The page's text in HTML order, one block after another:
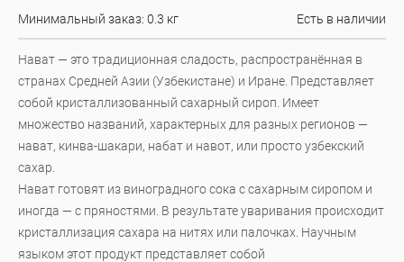
Минимальный заказ: 0.3 кг
Есть в наличии
Нават — это традиционная сладость, распространённая в
странах Средней Азии (Узбекистане) и Иране. Представляет
собой кристаллизованный сахарный сироп. Имеет
множество названий, характерных для разных регионов —
нават, кинва-шакари, набат и навот, или просто узбекский
сахар.
Нават готовят из виноградного сока с сахарным сиропом и
иногда — с пряностями. В результате уваривания происходит
кристаллизация сахара на нитях или палочках. Научным
языком этот продукт представляет собой